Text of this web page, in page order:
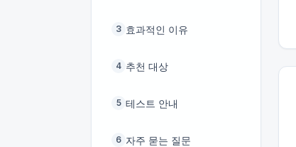
3 효과적인 이유
4 추천 대상
5 테스트 안내
6 자주 묻는 질문